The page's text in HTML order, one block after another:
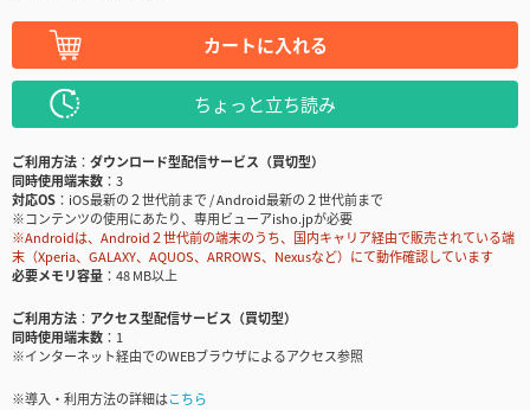
カートに入れる
ちょっと立ち読み
ご利用方法
ダウンロード型配信サービス（買切型）
同時使用端末数
3
対応OS
iOS最新の２世代前まで / Android最新の２世代前まで
※コンテンツの使用にあたり、専用ビューアisho.jpが必要
※Androidは、Android２世代前の端末のうち、国内キャリア経由で販売されている端
末（Xperia、GALAXY、AQUOS、ARROWS、Nexusなど）にて動作確認しています
必要メモリ容量
48 MB以上
ご利用方法
アクセス型配信サービス（買切型）
同時使用端末数
1
※インターネット経由でのWEBブラウザによるアクセス参照
※導入・利用方法の詳細はこちら